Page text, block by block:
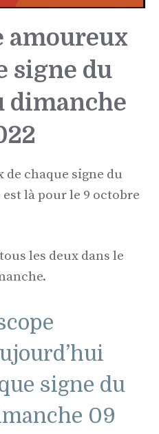
amoureux
signe du
dimanche
de chaque signe du
là pour le 9 octobre
les deux dans le
signe du
09